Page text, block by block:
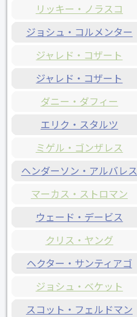
リッキー・ノラスコ
ジョシュ・コルメンター
ジャレド・コザート
ジャレド・コザート
ダニー・ダフィー
エリク・スタルツ
ミゲル・ゴンザレス
ヘンダーソン・アルバレス
マーカス・ストロマン
ウェード・デービス
クリス・ヤング
ヘクター・サンティアゴ
ジョシュ・ベケット
スコット・フェルドマン